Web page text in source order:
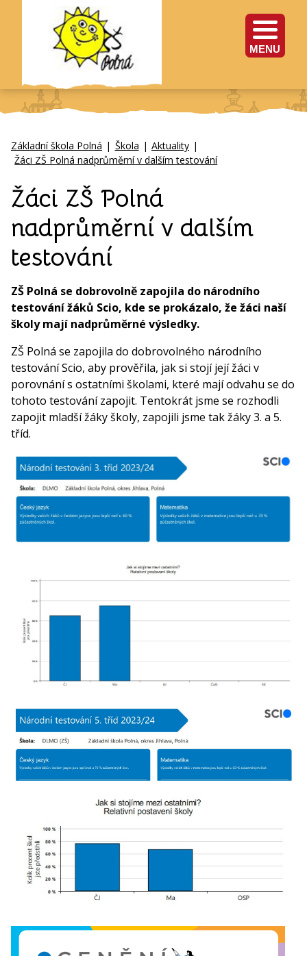
MENU
Základní škola Polná | Škola | Aktuality |
Žáci ZŠ Polná nadprůměrní v dalším testování
Žáci ZŠ Polná
nadprůměrní v dalším
testování
ZŠ Polná se dobrovolně zapojila do národního
testování žáků Scio, kde se prokázalo, že žáci naší
školy mají nadprůměrné výsledky.
ZŠ Polná se zapojila do dobrovolného národního
testování Scio, aby prověřila, jak si stojí její žáci v
porovnání s ostatními školami, které mají odvahu se do
tohoto testování zapojit. Tentokrát jsme se rozhodli
zapojit mladší žáky školy, zapojili jsme tak žáky 3. a 5.
tříd.